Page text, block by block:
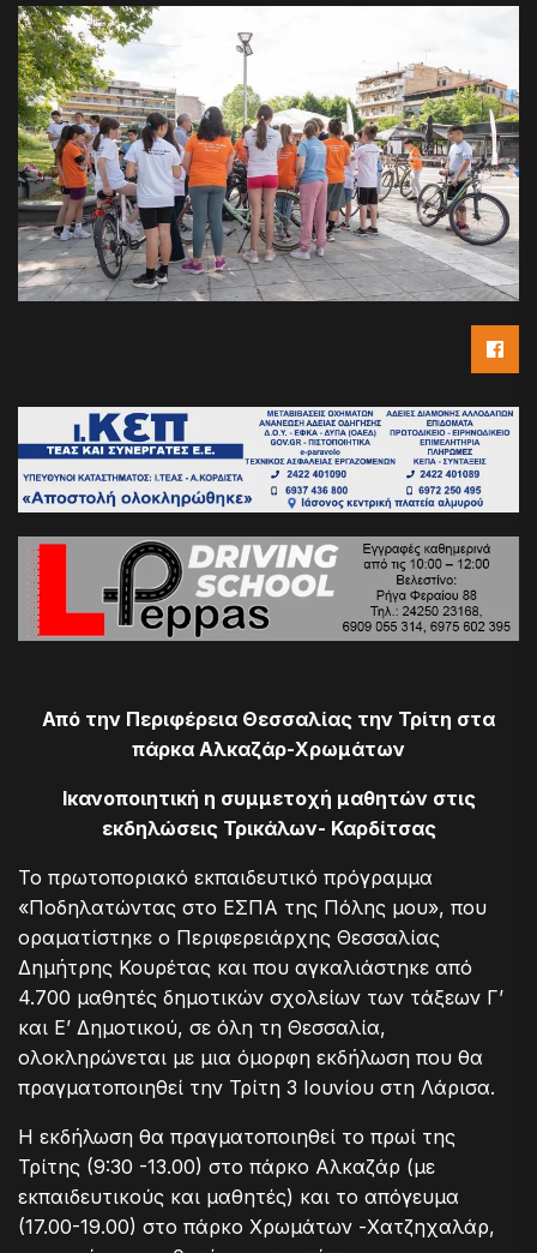
Από την Περιφέρεια Θεσσαλίας την Τρίτη στα
πάρκα Αλκαζάρ-Χρωμάτων
Ικανοποιητική η συμμετοχή μαθητών στις
εκδηλώσεις Τρικάλων- Καρδίτσας
Το πρωτοποριακό εκπαιδευτικό πρόγραμμα
«Ποδηλατώντας στο ΕΣΠΑ της Πόλης μου», που
οραματίστηκε ο Περιφερειάρχης Θεσσαλίας
Δημήτρης Κουρέτας και που αγκαλιάστηκε από
4.700 μαθητές δημοτικών σχολείων των τάξεων Γ’
και Ε’ Δημοτικού, σε όλη τη Θεσσαλία,
ολοκληρώνεται με μια όμορφη εκδήλωση που θα
πραγματοποιηθεί την Τρίτη 3 Ιουνίου στη Λάρισα.
Η εκδήλωση θα πραγματοποιηθεί το πρωί της
Τρίτης (9:30 -13.00) στο πάρκο Αλκαζάρ (με
εκπαιδευτικούς και μαθητές) και το απόγευμα
(17.00-19.00) στο πάρκο Χρωμάτων -Χατζηχαλάρ,